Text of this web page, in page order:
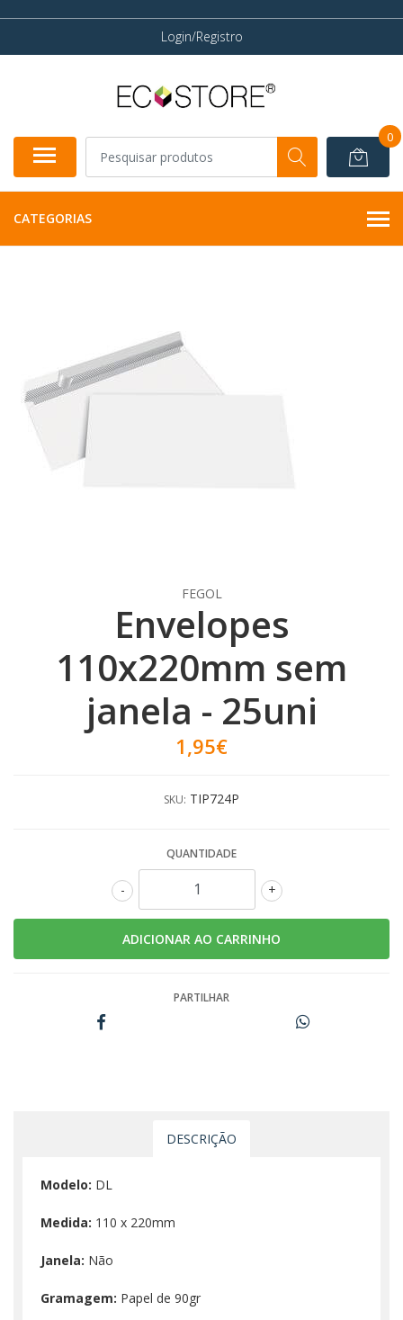
Login/Registro
0
CATEGORIAS
FEGOL
Envelopes
110x220mm sem
janela - 25uni
1,95€
SKU: TIP724P
QUANTIDADE
+
-
PARTILHAR
DESCRIÇÃO
Modelo: DL
Medida: 110 x 220mm
Janela: Não
Gramagem: Papel de 90gr